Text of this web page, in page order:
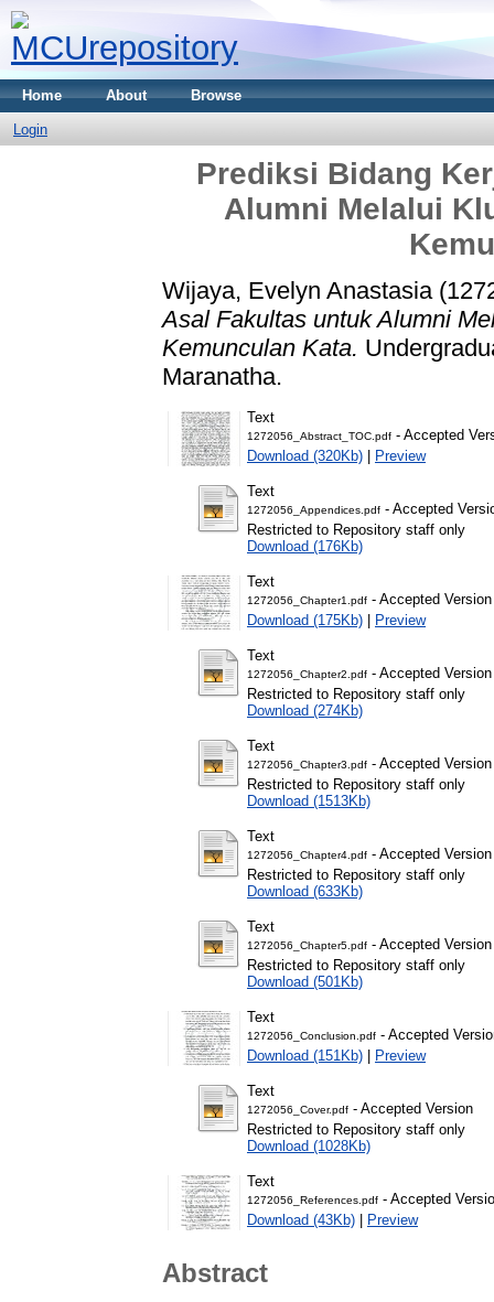
Home About Browse
Login
Prediksi Bidang
Alumni Melalui
Wijaya, Evelyn Anastasia
Asal Fakultas untuk Alumni
Kemunculan Kata.
Maranatha.
Text
1272056_Abstract_TOC.pdf - Accepted
Download (320Kb) | Preview
Text
1272056_Appendices.pdf - Accepted
Restricted to Repository staff only
Download (176Kb)
Text
1272056_Chapter1.pdf - Accepted Version
Download (175Kb) | Preview
Text
1272056_Chapter2.pdf - Accepted Version
Restricted to Repository staff only
Download (274Kb)
Text
1272056_Chapter3.pdf - Accepted Version
Restricted to Repository staff only
Download (1513Kb)
Text
1272056_Chapter4.pdf - Accepted Version
Restricted to Repository staff only
Download (633Kb)
Text
1272056_Chapter5.pdf - Accepted Version
Restricted to Repository staff only
Download (501Kb)
Text
1272056_Conclusion.pdf - Accepted
Download (151Kb) | Preview
Text
1272056_Cover.pdf - Accepted Version
Restricted to Repository staff only
Download (1028Kb)
Text
1272056_References.pdf - Accepted
Download (43Kb) | Preview
Abstract